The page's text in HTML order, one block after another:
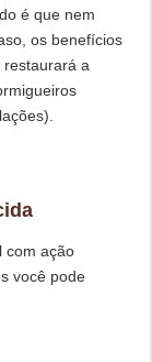
é que nem
os benefícios
restaurará a
com ação
você pode